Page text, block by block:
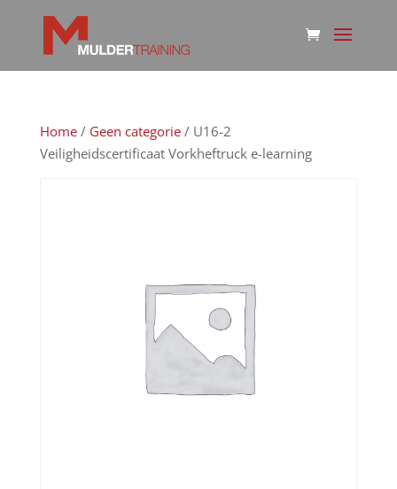
Home/ Geen categorie/ U16-2
Veiligheidscertificaat Vorkheftruck e-learning